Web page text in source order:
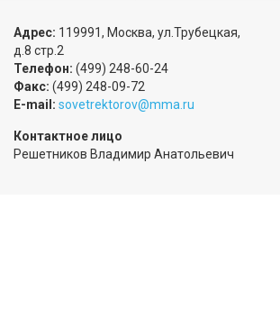
Адрес: 119991, Москва, ул.Трубецкая,
д.8 стр.2
Телефон: (499) 248-60-24
Факс: (499) 248-09-72
E-mail: sovetrektorov@mma.ru
Контактное лицо
Решетников Владимир Анатольевич